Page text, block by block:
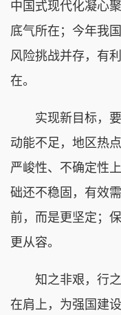
中国式现代化凝心
底气所在；今年我
风险挑战并存，有
在。
实现新目标，要
动能不足，地区热
严峻性、不确定性
础还不稳固，有效
前，而是更坚定；
更从容。
知之非艰，行之
在肩上，为强国建